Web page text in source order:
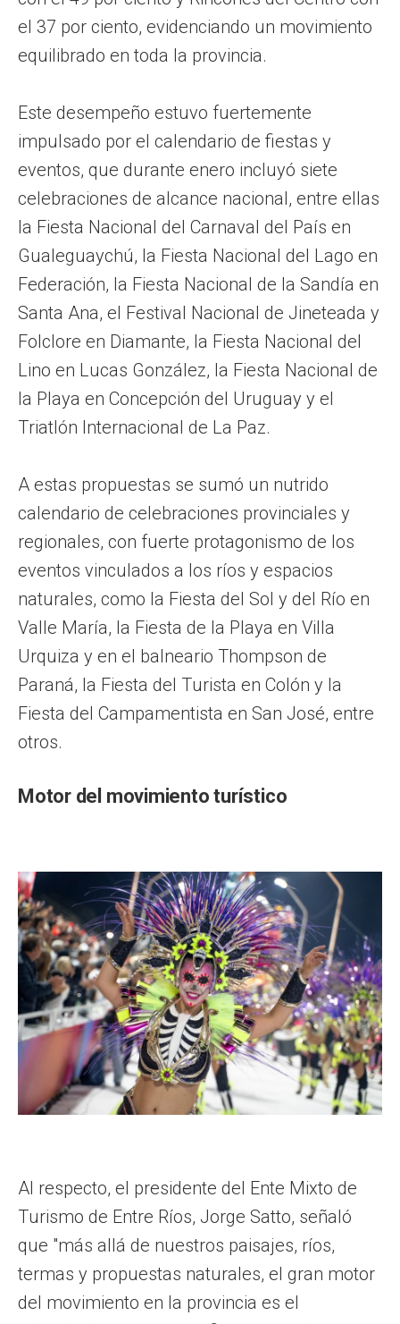
el 37 por ciento, evidenciando un movimiento
equilibrado en toda la provincia.
Este desempeño estuvo fuertemente
impulsado por el calendario de fiestas y
eventos, que durante enero incluyó siete
celebraciones de alcance nacional, entre ellas
la Fiesta Nacional del Carnaval del País en
Gualeguaychú, la Fiesta Nacional del Lago en
Federación, la Fiesta Nacional de la Sandía en
Santa Ana, el Festival Nacional de Jineteada y
Folclore en Diamante, la Fiesta Nacional del
Lino en Lucas González, la Fiesta Nacional de
la Playa en Concepción del Uruguay y el
Triatlón Internacional de La Paz.
A estas propuestas se sumó un nutrido
calendario de celebraciones provinciales y
regionales, con fuerte protagonismo de los
eventos vinculados a los ríos y espacios
naturales, como la Fiesta del Sol y del Río en
Valle María, la Fiesta de la Playa en Villa
Urquiza y en el balneario Thompson de
Paraná, la Fiesta del Turista en Colón y la
Fiesta del Campamentista en San José, entre
otros.
Motor del movimiento turístico
Al respecto, el presidente del Ente Mixto de
Turismo de Entre Ríos, Jorge Satto, señaló
que "más allá de nuestros paisajes, ríos,
termas y propuestas naturales, el gran motor
del movimiento en la provincia es el